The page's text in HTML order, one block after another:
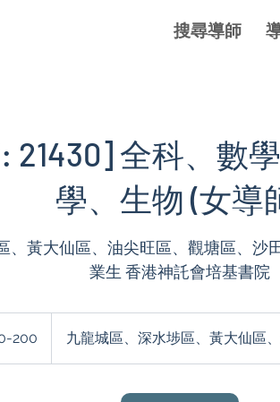
搜尋導師
21430] 全科、數
學、生物 (女導
、黃大仙區、油尖旺區、觀塘區、沙
業生 香港神託會培基書院
200 九龍城區、深水埗區、黃大仙區